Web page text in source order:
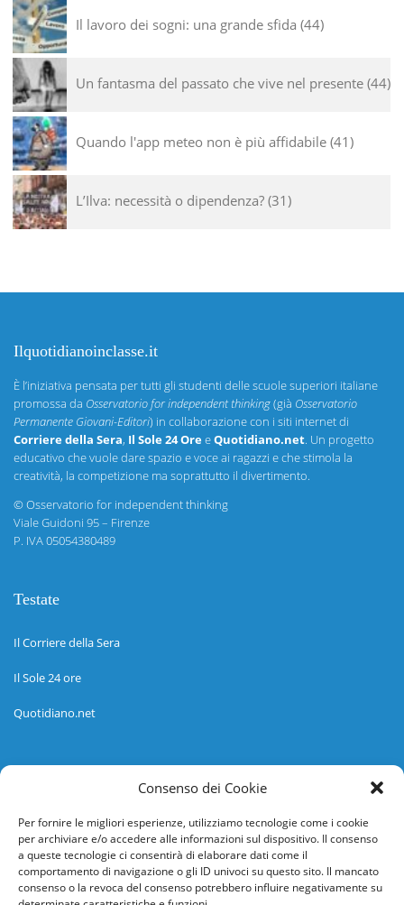
Consenso dei Cookie
Per fornire le migliori esperienze, utilizziamo tecnologie come i cookie
per archiviare e/o accedere alle informazioni sul dispositivo. Il consenso
a queste tecnologie ci consentirà di elaborare dati come il
comportamento di navigazione o gli ID univoci su questo sito. Il mancato
consenso o la revoca del consenso potrebbero influire negativamente su
Il lavoro dei sogni: una grande sfida 44
Un fantasma del passato che vive nel presente 44
Quando l'app meteo non è più affidabile 41
L’Ilva: necessità o dipendenza? 31
Ilquotidianoinclasse.it
È l’iniziativa pensata per tutti gli studenti delle scuole superiori italiane
promossa da Osservatorio for independent thinking(già Osservatorio
Permanente Giovani-Editori) in collaborazione con i siti internet di
Corriere della Sera, Il Sole 24 OreeQuotidiano.net. Un progetto
educativo che vuole dare spazio e voce ai ragazzi e che stimola la
creatività, la competizione ma soprattutto il divertimento.
©Osservatorio for independent thinking
Viale Guidoni 95 – Firenze
P. IVA 05054380489
Testate
Il Corriere della Sera
Il Sole 24 ore
Quotidiano.net
Informazioni
Help desk
Guida rapida